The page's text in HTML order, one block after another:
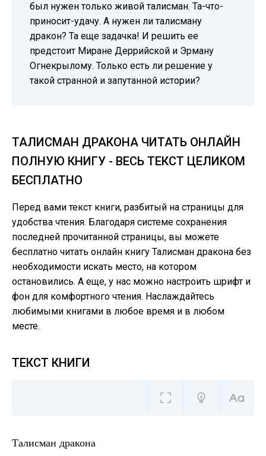
был нужен только живой талисман. Та-что-
приносит-удачу. А нужен ли талисману
дракон? Та еще задачка! И решить ее
предстоит Миране Деррийской и Эрману
Огнекрылому. Только есть ли решение у
такой странной и запутанной истории?
ТАЛИСМАН ДРАКОНА ЧИТАТЬ ОНЛАЙН
ПОЛНУЮ КНИГУ - ВЕСЬ ТЕКСТ ЦЕЛИКОМ
БЕСПЛАТНО
Перед вами текст книги, разбитый на страницы для
удобства чтения. Благодаря системе сохранения
последней прочитанной страницы, вы можете
бесплатно читать онлайн книгу Талисман дракона без
необходимости искать место, на котором
остановились. А еще, у нас можно настроить шрифт и
фон для комфортного чтения. Наслаждайтесь
любимыми книгами в любое время и в любом
месте.
ТЕКСТ КНИГИ
Талисман дракона